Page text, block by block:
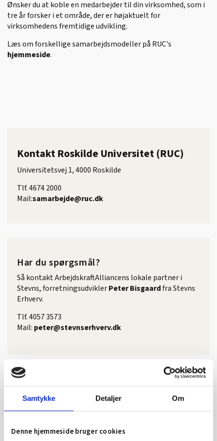
Samtykke Detaljer Om
Denne hjemmeside bruger cookies
Ønsker du at koble en medarbejder til din virksomhed, som i
tre år forsker i et område, der er højaktuelt for
virksomhedens fremtidige udvikling.
Læs om forskellige samarbejdsmodeller på RUC's
hjemmeside.
Kontakt Roskilde Universitet (RUC)
Universitetsvej 1, 4000 Roskilde
Tlf. 4674 2000
Mail:samarbejde@ruc.dk
Har du spørgsmål?
Så kontakt ArbejdskraftAlliancens lokale partner i
Stevns, forretningsudviklerPeter Bisgaardfra Stevns
Erhverv.
Tlf. 4057 3573
Mail: peter@stevnserhverv.dk
SE OGSÅ...